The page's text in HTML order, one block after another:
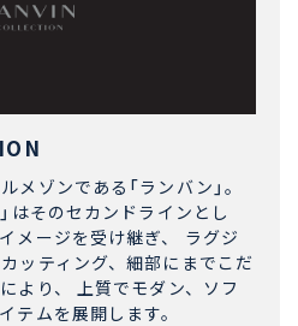
メゾンである「ランバン」。
はそのセカンドラインとし
メージを受け継ぎ、 ラグジ
ッティング、細部にまでこだ
より、 上質でモダン、ソフ
テムを展開します。